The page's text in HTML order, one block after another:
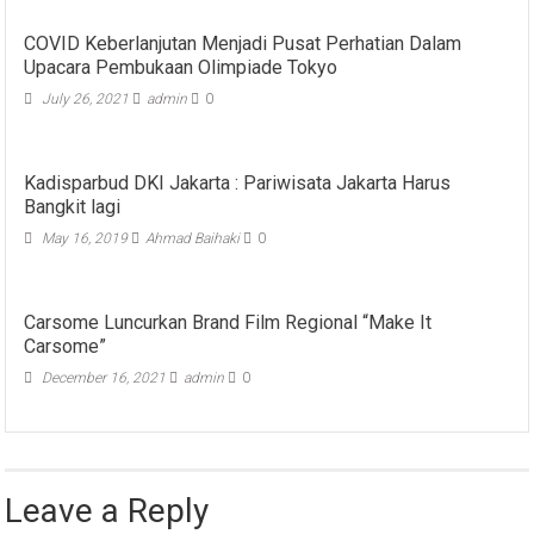
COVID Keberlanjutan Menjadi Pusat Perhatian Dalam
Upacara Pembukaan Olimpiade Tokyo
July 26, 2021 admin 0
Kadisparbud DKI Jakarta : Pariwisata Jakarta Harus
Bangkit lagi
May 16, 2019 Ahmad Baihaki 0
Carsome Luncurkan Brand Film Regional “Make It
Carsome”
December 16, 2021 admin 0
Leave a Reply